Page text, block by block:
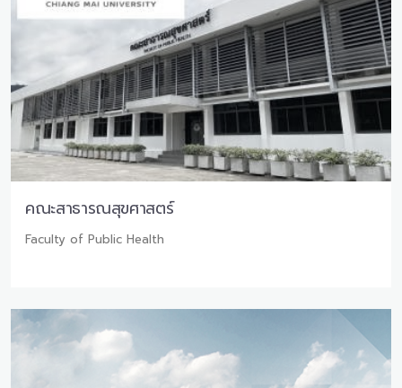
คณะสาธารณสุขศาสตร์
Faculty of Public Health